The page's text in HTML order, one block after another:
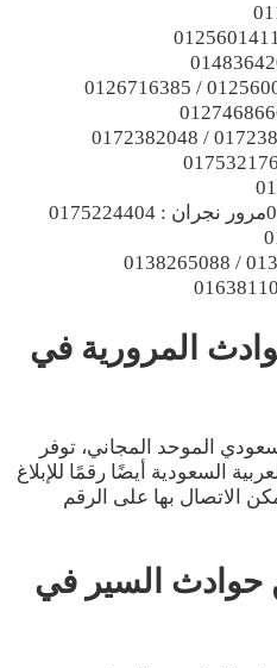
المرورية في
الموحد المجاني، توفر
السعودية أيضًا رقمًا للإبلاغ
الاتصال بها على الرقم
حوادث السير في